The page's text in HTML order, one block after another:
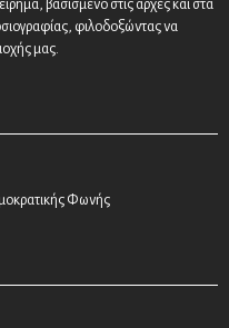
βασισμένο στις αρχές και στα
φιλοδοξώντας να
μας.
Φωνής